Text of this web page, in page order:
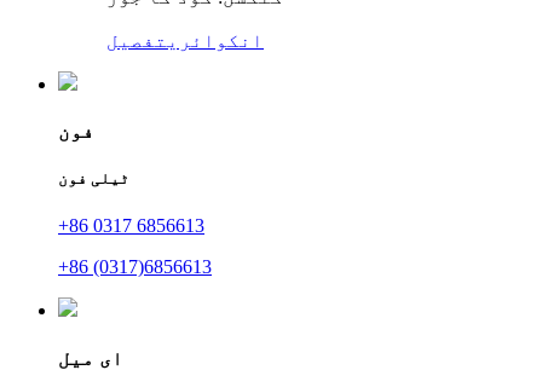
انکوائری تفصیل
فون
ٹیلی فون
+86 0317 6856613
+86 (0317)6856613
ای میل